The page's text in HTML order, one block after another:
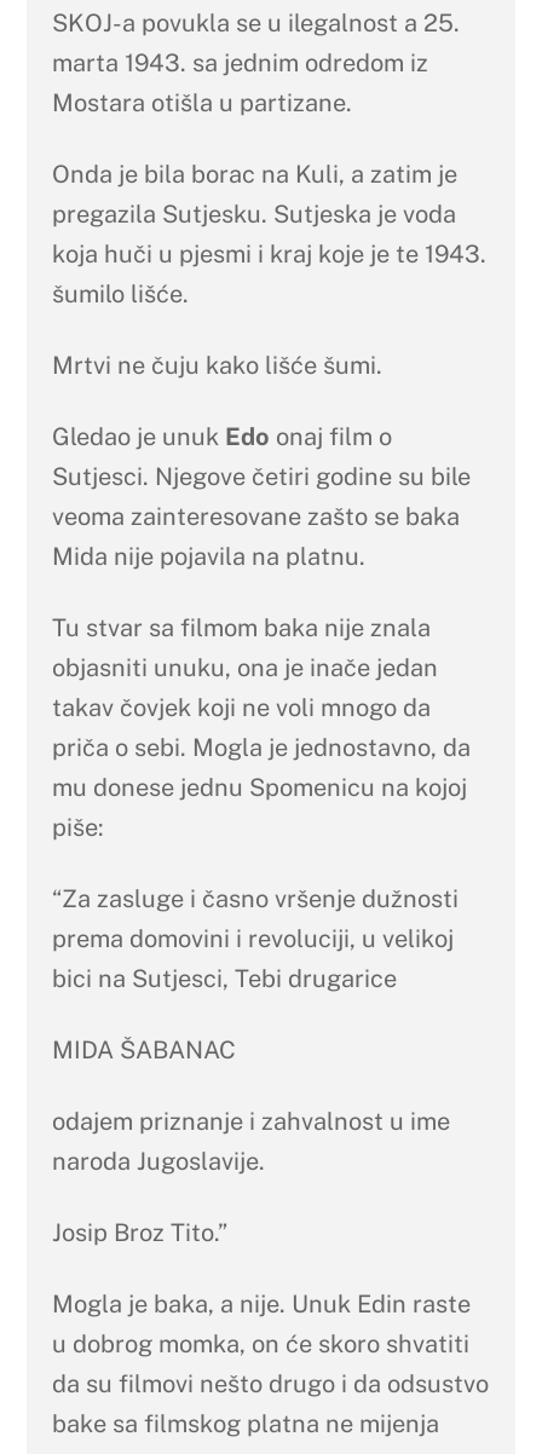
SKOJ-a povukla se u ilegalnost a 25.
marta 1943. sa jednim odredom iz
Mostara otišla u partizane.
Onda je bila borac na Kuli, a zatim je
pregazila Sutjesku. Sutjeska je voda
koja huči u pjesmi i kraj koje je te 1943.
šumilo lišće.
Mrtvi ne čuju kako lišće šumi.
Gledao je unuk Edo onaj film o
Sutjesci. Njegove četiri godine su bile
veoma zainteresovane zašto se baka
Mida nije pojavila na platnu.
Tu stvar sa filmom baka nije znala
objasniti unuku, ona je inače jedan
takav čovjek koji ne voli mnogo da
priča o sebi. Mogla je jednostavno, da
mu donese jednu Spomenicu na kojoj
piše:
“Za zasluge i časno vršenje dužnosti
prema domovini i revoluciji, u velikoj
bici na Sutjesci, Tebi drugarice
MIDA ŠABANAC
odajem priznanje i zahvalnost u ime
naroda Jugoslavije.
Josip Broz Tito.”
Mogla je baka, a nije. Unuk Edin raste
u dobrog momka, on će skoro shvatiti
da su filmovi nešto drugo i da odsustvo
bake sa filmskog platna ne mijenja